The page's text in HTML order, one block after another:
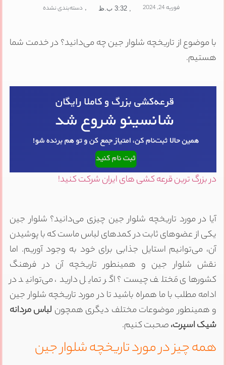
فوریه 24, 2024 3:32 ب.ظ دسته‌بندی نشده
موضوع از تاریخچه شلوار جین چه می‌دانید؟ در خدمت شما
بزرگ ترین قرعه کشی های ایران شرکت کنید!
در مورد تاریخچه شلوار جین چیزی می‌دانید؟ شلوار جین
از عضوهای ثابت در کمد‌های لباس ماست که با پوشیدن
می‌توانیم استایل جذابی برای خود به وجود آوریم. اما
شلوار جین و همینطور تاریخچه‌ آن در فرهنگ
مَختلف چیست؟ اگر تمایل دارید، می‌توانید در
مطلب با ما همراه باشید تا در مورد تاریخچه شلوار جین
همینطور موضوعات مختلف دیگری همچونلباسمردانه
اسپرت،صحبت کنیم.
چیز در مورد تاریخچه شلوار جین